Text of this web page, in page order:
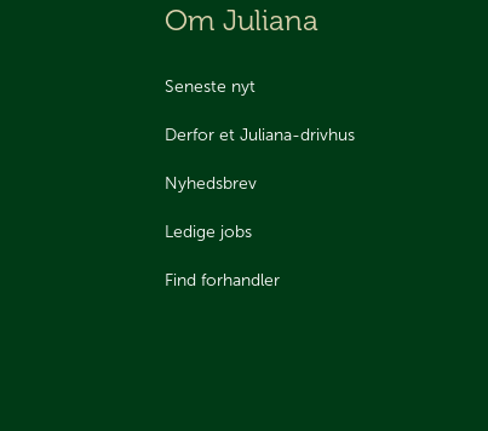
Om Juliana
Seneste nyt
Derfor et Juliana-drivhus
Nyhedsbrev
Ledige jobs
Find forhandler